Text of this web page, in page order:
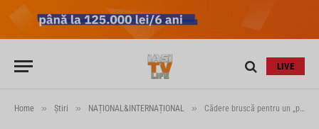
LIVE
Home » Știri » NAȚIONAL&INTERNAȚIONAL » Cădere bruscă pentru un „polițist erou”: A fost ridicat de DGA chiar din trafic, după ce ar fi luat șpagă